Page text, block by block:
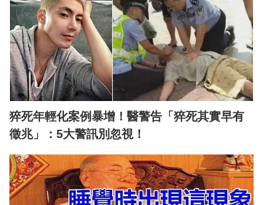
猝死年輕化案例暴增！醫警告「猝死其實早有
徵兆」：5大警訊別忽視！